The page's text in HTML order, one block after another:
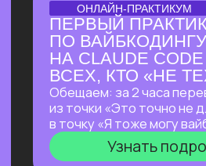
ПРЕДСТАВЛЕНИЕ
О ЗАРАБОТКЕ НА ИИ
Как делать на ИИ больше, чем
программисты
без программирования?
И перейти от «пробую
возможности ИИ» к «делаю на ИИ 500к+
и имею очередь из клиентов»
Узнать подробнее